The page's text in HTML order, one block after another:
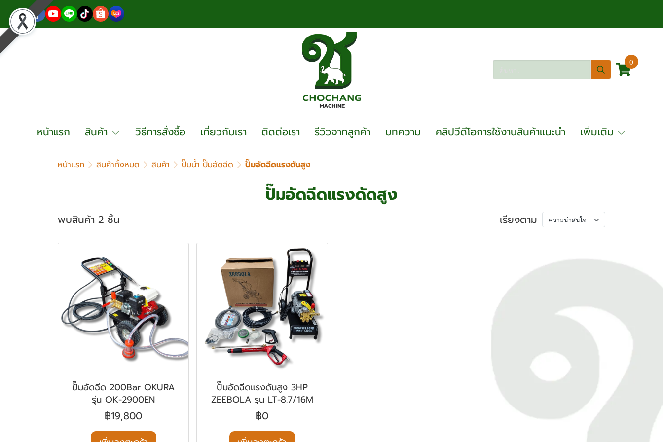
0
หน้าแรก สินค้า วิธีการสั่งซื้อ เกี่ยวกับเรา ติดต่อเรา รีวิวจากลูกค้า บทความ คลิปวีดีโอการใช้งานสินค้าแนะนำ เพิ่มเติม
หน้าแรก สินค้าทั้งหมด สินค้า ปั๊มน้ำ ปั๊มอัดฉีด ปั๊มอัดฉีดแรงดันสูง
ปั๊มอัดฉีดแรงดัดสูง
พบสินค้า 2 ชิ้น เรียงตาม ความน่าสนใจ
ปั๊มอัดฉีด 200Bar OKURA
รุ่น OK-2900EN
฿19,800
ปั๊มอัดฉีดแรงดันสูง 3HP
ZEEBOLA รุ่น LT-8.7/16M
฿0